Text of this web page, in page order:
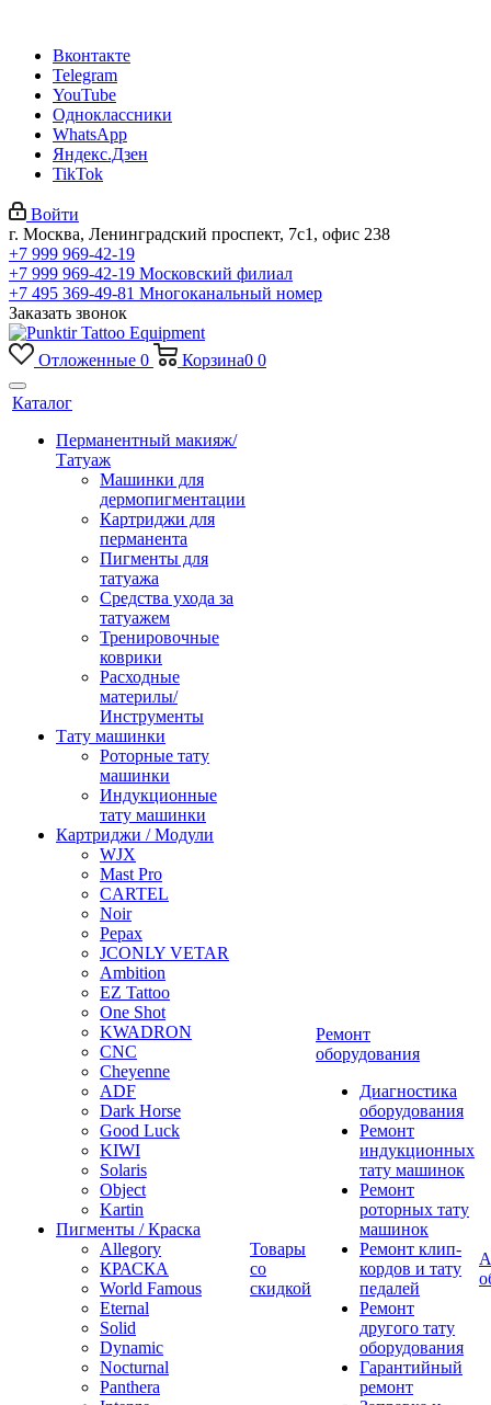
Вконтакте
Telegram
YouTube
Одноклассники
WhatsApp
Яндекс.Дзен
TikTok
Войти
г. Москва, Ленинградский проспект, 7с1, офис 238
+7 999 969-42-19
+7 999 969-42-19 Московский филиал
+7 495 369-49-81 Многоканальный номер
Заказать звонок
Отложенные 0 Корзина0 0
Каталог
Перманентный макияж/
Татуаж
Машинки для
дермопигментации
Картриджи для
перманента
Пигменты для
татуажа
Средства ухода за
татуажем
Тренировочные
коврики
Расходные
материлы/
Инструменты
Тату машинки
Роторные тату
машинки
Индукционные
тату машинки
Картриджи / Модули
WJX
Mast Pro
CARTEL
Noir
Pepax
JCONLY VETAR
Ambition
EZ Tattoo
One Shot
KWADRON
CNC
Cheyenne
ADF
Dark Horse
Good Luck
KIWI
Solaris
Object
Kartin
Пигменты / Краска
Allegory
КРАСКА
World Famous
Eternal
Solid
Dynamic
Nocturnal
Panthera
Товары
со
скидкой
Ремонт
оборудования
Диагностика
оборудования
Ремонт
индукционных
тату машинок
Ремонт
роторных тату
машинок
Ремонт клип-
кордов и тату
педалей
Ремонт
другого тату
оборудования
Гарантийный
ремонт